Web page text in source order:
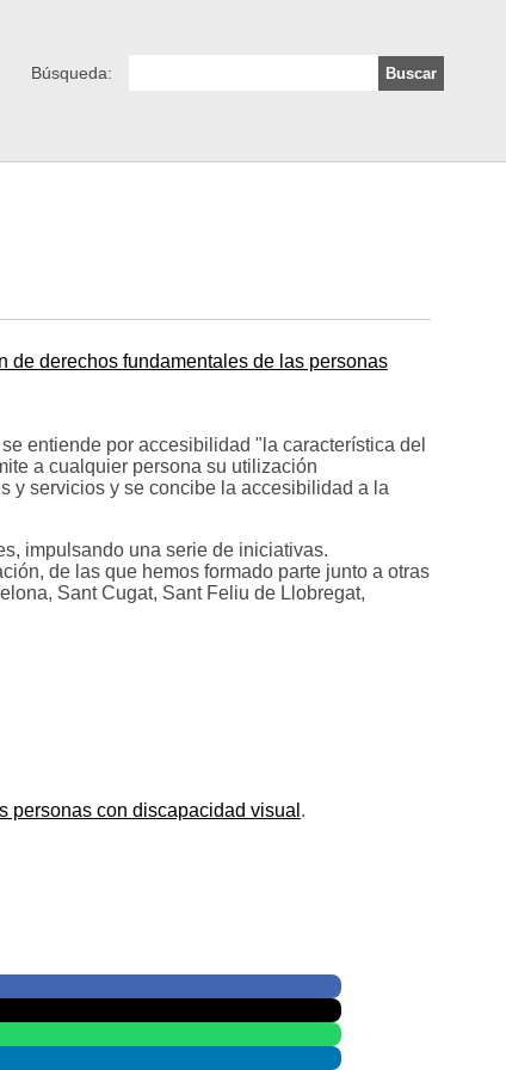
Búsqueda:
derechos fundamentales de las personas
entiende por accesibilidad "la característica del
a cualquier persona su utilización
y servicios y se concibe la accesibilidad a la
impulsando una serie de iniciativas.
de las que hemos formado parte junto a otras
Sant Cugat, Sant Feliu de Llobregat,
personas con discapacidad visual .